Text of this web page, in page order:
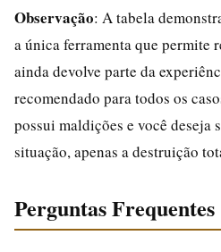
Observação: A tabela
a única ferramenta que permite
ainda devolve parte da
recomendado para todos os
possui maldições e você deseja
situação, apenas a destruição
Perguntas